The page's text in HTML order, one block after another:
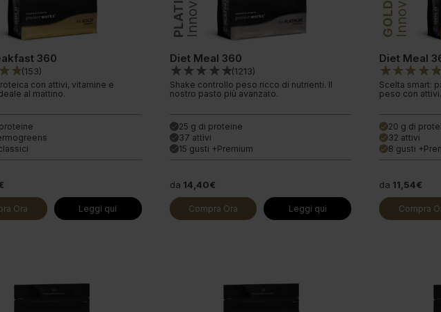
360
(153)
con attivi, vitamine e
al mattino.
Ora Leggi qui
Diet Meal 360
(1213)
Shake controllo peso ricco di nutrienti. Il
nostro pasto più avanzato.
done 25 g di proteine
done 37 attivi
done 15 gusti +Premium
da 14,40€
Compra Ora Leggi qui
GOLD
Diet Meal
Scelta smart:
peso con attivi.
done20 g di
done32 attivi
done8 gusti
da 11,54€
Compra